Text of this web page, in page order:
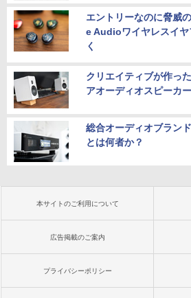
エントリーなのに脅威
e Audioワイヤレスイ
く
クリエイティブが作っ
アオーディオスピーカ
総合オーディオブラン
とは何者か？
本サイトのご利用について
広告掲載のご案内
プライバシーポリシー